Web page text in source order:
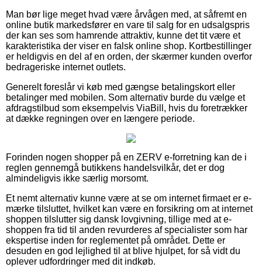
Man bør lige meget hvad være årvågen med, at såfremt en
online butik markedsfører en vare til salg for en udsalgspris
der kan ses som hamrende attraktiv, kunne det tit være et
karakteristika der viser en falsk online shop. Kortbestillinger
er heldigvis en del af en orden, der skærmer kunden overfor
bedrageriske internet outlets.
Generelt foreslår vi køb med gængse betalingskort eller
betalinger med mobilen. Som alternativ burde du vælge et
afdragstilbud som eksempelvis ViaBill, hvis du foretrækker
at dække regningen over en længere periode.
Forinden nogen shopper på en ZERV e-forretning kan de i
reglen gennemgå butikkens handelsvilkår, det er dog
almindeligvis ikke særlig morsomt.
Et nemt alternativ kunne være at se om internet firmaet er e-
mærke tilsluttet, hvilket kan være en forsikring om at internet
shoppen tilslutter sig dansk lovgivning, tillige med at e-
shoppen fra tid til anden revurderes af specialister som har
ekspertise inden for reglementet på området. Dette er
desuden en god lejlighed til at blive hjulpet, for så vidt du
oplever udfordringer med dit indkøb.